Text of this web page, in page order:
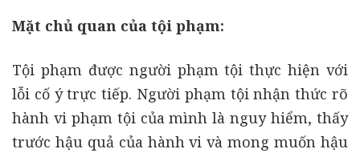
Mặt chủ quan của tội phạm:
Tội phạm được người phạm tội thực hiện với
lỗi cố ý trực tiếp. Người phạm tội nhận thức rõ
hành vi phạm tội của mình là nguy hiểm, thấy
trước hậu quả của hành vi và mong muốn hậu